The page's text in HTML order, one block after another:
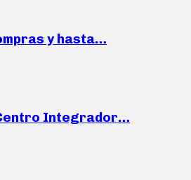
y hasta…
Integrador…